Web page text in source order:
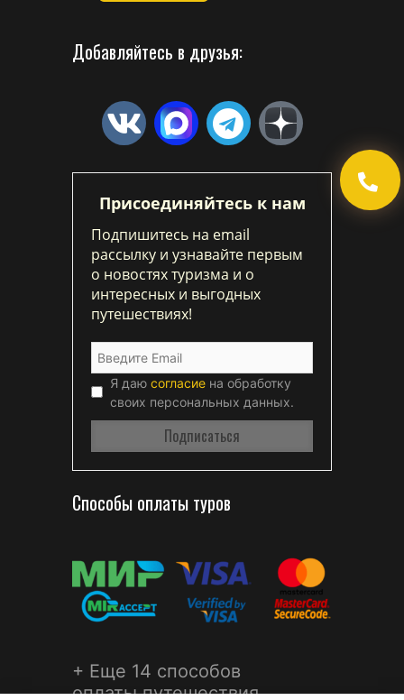
Добавляйтесь в друзья:
Присоединяйтесь к нам
Подпишитесь на email
рассылку и узнавайте первым
о новостях туризма и о
интересных и выгодных
путешествиях!
Я даю согласие на обработку
своих персональных данных.
Способы оплаты туров
+ Еще 14 способов
оплаты путешествия